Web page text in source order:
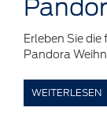
Erleben Sie
Pandora
WEITERLESEN